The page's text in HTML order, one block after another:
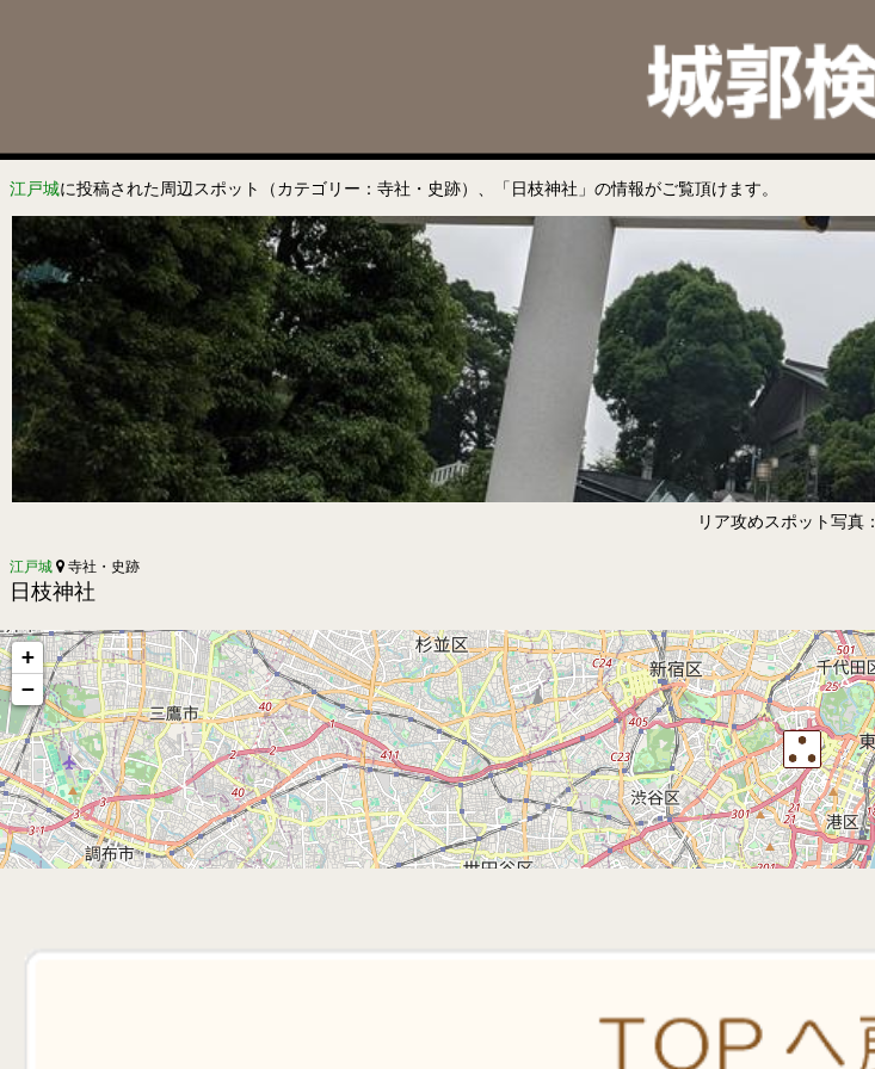
江戸城に投稿された周辺スポット（カテゴリー：寺社・史跡）、「日枝神社」の情報がご覧頂けます。
リア攻めスポット写真：
江戸城 寺社・史跡
日枝神社
+
−